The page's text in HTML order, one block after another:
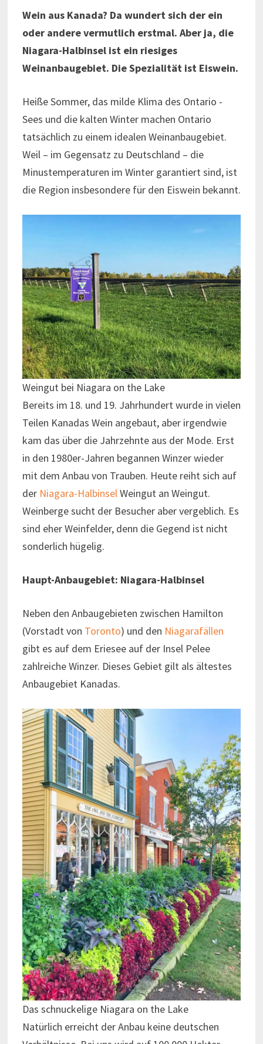
Wein aus Kanada? Da wundert sich der ein
oder andere vermutlich erstmal. Aber ja, die
Niagara-Halbinsel ist ein riesiges
Weinanbaugebiet. Die Spezialität ist Eiswein.
Heiße Sommer, das milde Klima des Ontario -
Sees und die kalten Winter machen Ontario
tatsächlich zu einem idealen Weinanbaugebiet.
Weil – im Gegensatz zu Deutschland – die
Minustemperaturen im Winter garantiert sind, ist
die Region insbesondere für den Eiswein bekannt.
Weingut bei Niagara on the Lake
Bereits im 18. und 19. Jahrhundert wurde in vielen
Teilen Kanadas Wein angebaut, aber irgendwie
kam das über die Jahrzehnte aus der Mode. Erst
in den 1980er-Jahren begannen Winzer wieder
mit dem Anbau von Trauben. Heute reiht sich auf
der Niagara-HalbinselWeingut an Weingut.
Weinberge sucht der Besucher aber vergeblich. Es
sind eher Weinfelder, denn die Gegend ist nicht
sonderlich hügelig.
Haupt-Anbaugebiet: Niagara-Halbinsel
Neben den Anbaugebieten zwischen Hamilton
(Vorstadt von Toronto) und den Niagarafällen
gibt es auf dem Eriesee auf der Insel Pelee
zahlreiche Winzer. Dieses Gebiet gilt als ältestes
Anbaugebiet Kanadas.
Das schnuckelige Niagara on the Lake
Natürlich erreicht der Anbau keine deutschen